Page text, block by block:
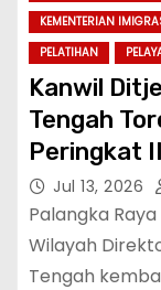
KEMENTERIAN
PELATIHAN
Kanwil
Tengah
Peringkat
Terbaik
Jul 13, 2026
Palangka
Wilayah
Tengah